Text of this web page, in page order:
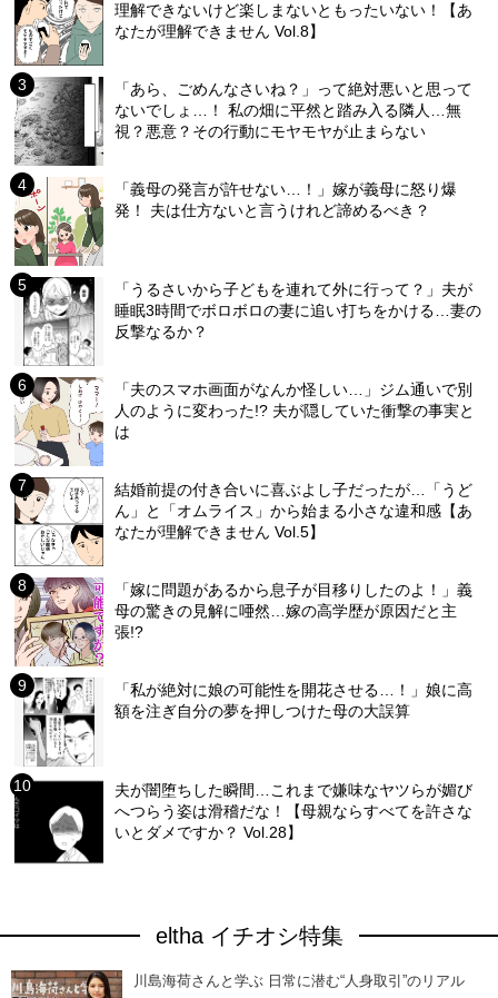
理解できないけど楽しまないともったいない！【あ
なたが理解できません Vol.8】
「あら、ごめんなさいね？」って絶対悪いと思って
ないでしょ…！ 私の畑に平然と踏み入る隣人…無
視？悪意？その行動にモヤモヤが止まらない
「義母の発言が許せない…！」嫁が義母に怒り爆
発！ 夫は仕方ないと言うけれど諦めるべき？
「うるさいから子どもを連れて外に行って？」夫が
睡眠3時間でボロボロの妻に追い打ちをかける…妻の
反撃なるか？
「夫のスマホ画面がなんか怪しい…」ジム通いで別
人のように変わった!? 夫が隠していた衝撃の事実と
は
結婚前提の付き合いに喜ぶよし子だったが…「うど
ん」と「オムライス」から始まる小さな違和感【あ
なたが理解できません Vol.5】
「嫁に問題があるから息子が目移りしたのよ！」義
母の驚きの見解に唖然…嫁の高学歴が原因だと主
張!?
「私が絶対に娘の可能性を開花させる…！」娘に高
額を注ぎ自分の夢を押しつけた母の大誤算
夫が闇堕ちした瞬間…これまで嫌味なヤツらが媚び
へつらう姿は滑稽だな！【母親ならすべてを許さな
いとダメですか？ Vol.28】
eltha イチオシ特集
川島海荷さんと学ぶ 日常に潜む“人身取引”のリアル